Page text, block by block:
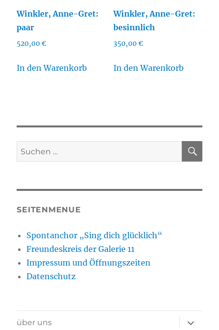
Winkler, Anne-Gret:
paar
520,00€
In den Warenkorb
Winkler, Anne-Gret:
besinnlich
350,00 €
In den Warenkorb
Suchen
nach:
SEITENMENUE
Spontanchor „Sing dich glücklich“
Freundeskreis der Galerie 11
Impressum und Öffnungszeiten
Datenschutz
über uns
öffnen